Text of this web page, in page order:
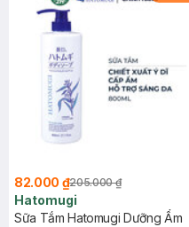
82.000 ₫205.000 ₫
Hatomugi
Sữa Tắm Hatomugi Dưỡng Ẩm